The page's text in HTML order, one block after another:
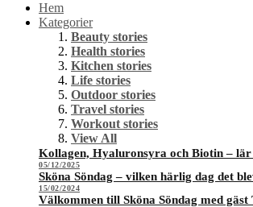
Hem
Kategorier
Beauty stories
Health stories
Kitchen stories
Life stories
Outdoor stories
Travel stories
Workout stories
View All
Kollagen, Hyaluronsyra och Biotin – lär
05/12/2025
Sköna Söndag – vilken härlig dag det
15/02/2024
Välkommen till Sköna Söndag med